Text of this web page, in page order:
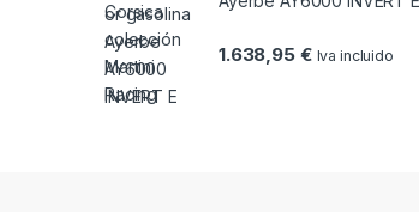
1.638,95 € Iva incluido